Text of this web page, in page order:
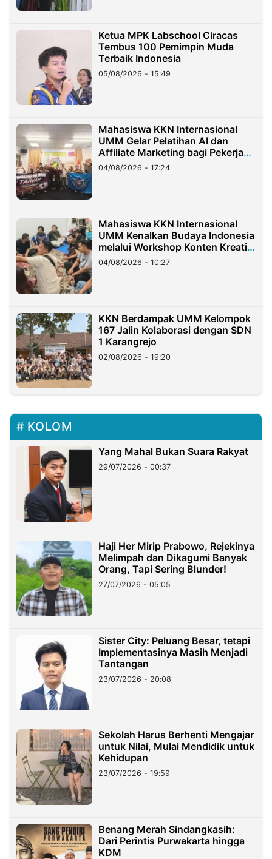
Ketua MPK Labschool Ciracas
Tembus 100 Pemimpin Muda
Terbaik Indonesia
05/08/2026 - 15:49
Mahasiswa KKN Internasional
UMM Gelar Pelatihan AI dan
Affiliate Marketing bagi Pekerja
Migran Indonesia di Taiwan
04/08/2026 - 17:24
Mahasiswa KKN Internasional
UMM Kenalkan Budaya Indonesia
melalui Workshop Konten Kreatif
di Taiwan
04/08/2026 - 10:27
KKN Berdampak UMM Kelompok
167 Jalin Kolaborasi dengan SDN
1 Karangrejo
02/08/2026 - 19:20
KOLOM
Yang Mahal Bukan Suara Rakyat
29/07/2026 - 00:37
Haji Her Mirip Prabowo, Rejekinya
Melimpah dan Dikagumi Banyak
Orang, Tapi Sering Blunder!
27/07/2026 - 05:05
Sister City: Peluang Besar, tetapi
Implementasinya Masih Menjadi
Tantangan
23/07/2026 - 20:08
Sekolah Harus Berhenti Mengajar
untuk Nilai, Mulai Mendidik untuk
Kehidupan
23/07/2026 - 19:59
Benang Merah Sindangkasih:
Dari Perintis Purwakarta hingga
KDM